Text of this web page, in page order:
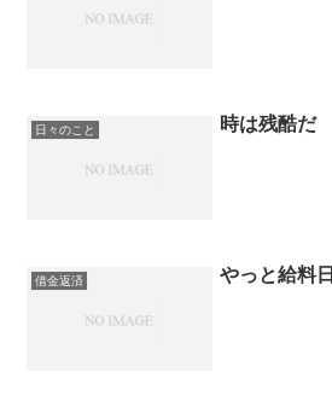
日々のこと 時は残酷だ
借金返済 やっと給料日